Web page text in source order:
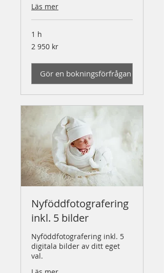
Läs mer
1 h
2 950
svenska
2 950 kr
Gör en bokningsförfrågan
Nyföddfotografering
inkl. 5 bilder
Nyföddfotografering inkl. 5
digitala bilder av ditt eget
val.